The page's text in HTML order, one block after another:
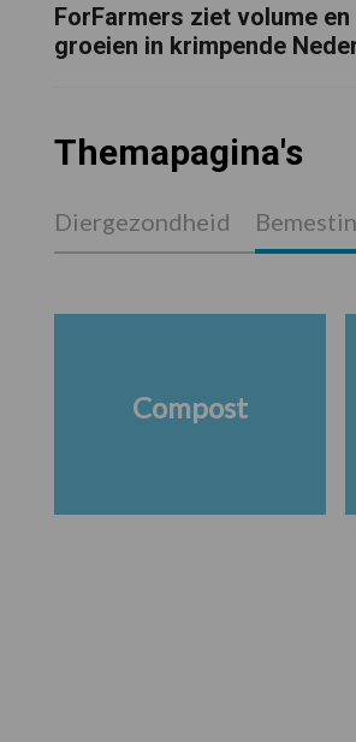
ForFarmers ziet volume
groeien in krimpende
Themapagina's
Diergezondheid
Compost